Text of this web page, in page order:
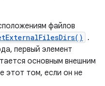
файлов
.
первый элемент
основным внешним
этот том, если он не